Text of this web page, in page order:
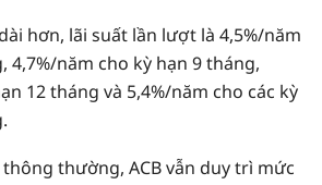
hơn, lãi suất lần lượt là 4,5%/năm
4,7%/năm cho kỳ hạn 9 tháng,
12 tháng và 5,4%/năm cho các kỳ
thường, ACB vẫn duy trì mức